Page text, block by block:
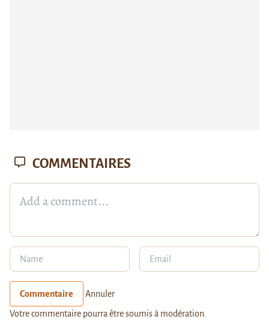
COMMENTAIRES
Commentaire Annuler
Votre commentaire pourra être soumis à modération.